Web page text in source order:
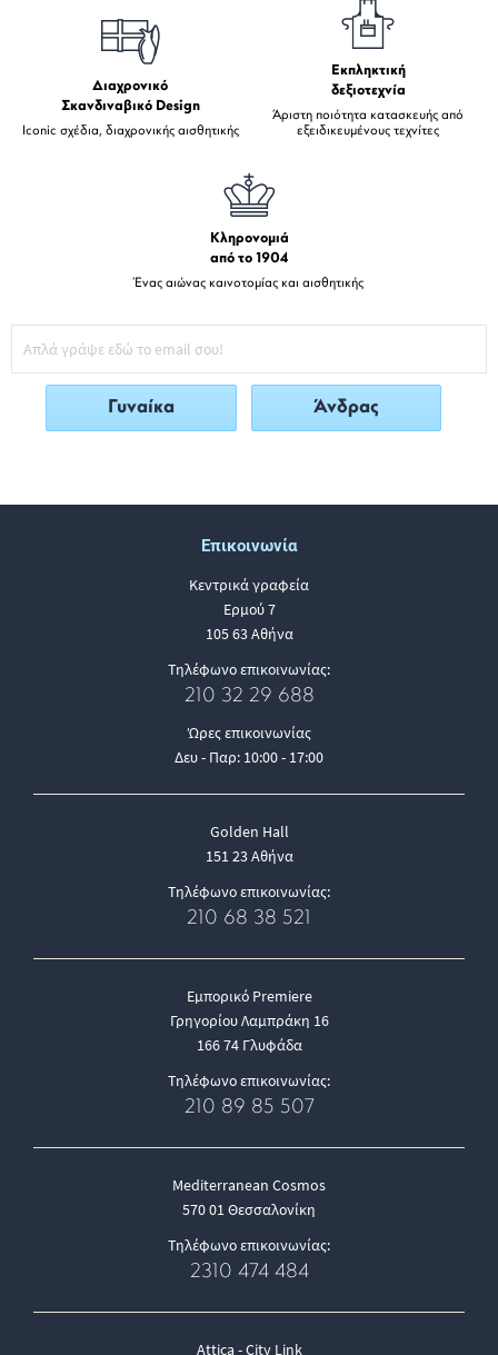
Διαχρονικό
Σκανδιναβικό Design
Iconic σχέδια, διαχρονικής αισθητικής
Εκπληκτική
δεξιοτεχνία
Άριστη ποιότητα κατασκευής από
εξειδικευμένους τεχνίτες
Κληρονομιά
από το 1904
Ένας αιώνας καινοτομίας και αισθητικής
Γυναίκα Άνδρας
Επικοινωνία
Κεντρικά γραφεία
Ερμού 7
105 63 Αθήνα
Τηλέφωνο επικοινωνίας:
210 32 29 688
Ώρες επικοινωνίας
Δευ - Παρ: 10:00 - 17:00
Golden Hall
151 23 Αθήνα
Τηλέφωνο επικοινωνίας:
210 68 38 521
Εμπορικό Premiere
Γρηγορίου Λαμπράκη 16
166 74 Γλυφάδα
Τηλέφωνο επικοινωνίας:
210 89 85 507
Mediterranean Cosmos
570 01 Θεσσαλονίκη
Τηλέφωνο επικοινωνίας:
2310 474 484
Attica - City Link